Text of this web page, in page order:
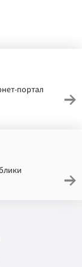
портал